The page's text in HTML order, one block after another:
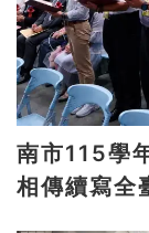
南市115學
相傳續寫全